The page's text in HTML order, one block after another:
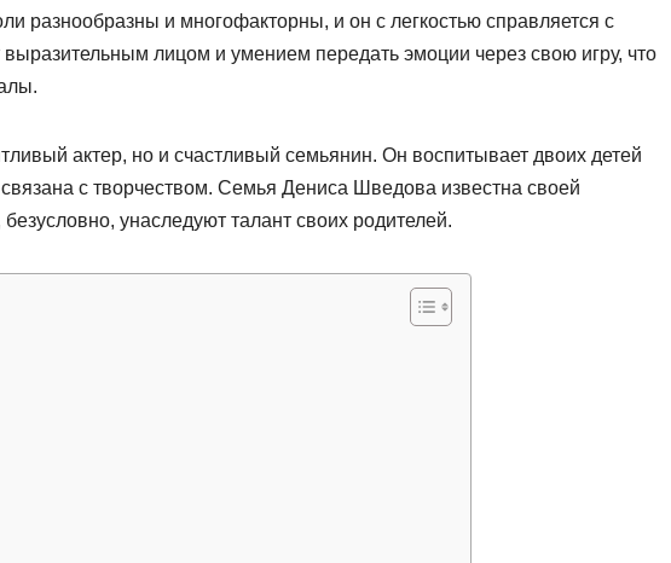
разнообразны и многофакторны, и он с легкостью справляется с
лицом и умением передать эмоции через свою игру, что
актер, но и счастливый семьянин. Он воспитывает двоих детей
с творчеством. Семья Дениса Шведова известна своей
унаследуют талант своих родителей.